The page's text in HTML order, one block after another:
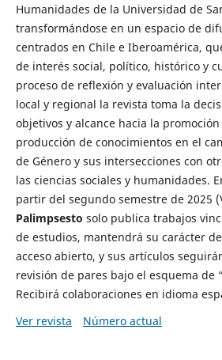
Humanidades de la Universidad de
transformándose en un espacio de
centrados en Chile e Iberoamérica,
de interés social, político, histórico y
proceso de reflexión y evaluación
local y regional la revista toma la
objetivos y alcance hacia la
producción de conocimientos en el
de Género y sus intersecciones con
las ciencias sociales y humanidades.
partir del segundo semestre de 2025
Palimpsesto solo publica trabajos
de estudios, mantendrá su carácter
acceso abierto, y sus artículos
revisión de pares bajo el esquema de
Recibirá colaboraciones en idioma
Ver revista
Número actual